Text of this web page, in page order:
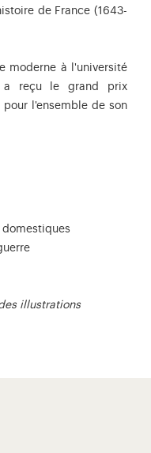
de France (1643-
moderne à l'université
a reçu le grand prix
l'ensemble de son
domestiques
illustrations